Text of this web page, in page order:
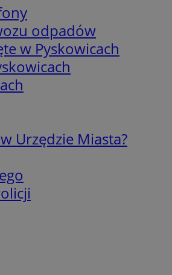
odpadów
w Pyskowicach
Urzędzie Miasta?